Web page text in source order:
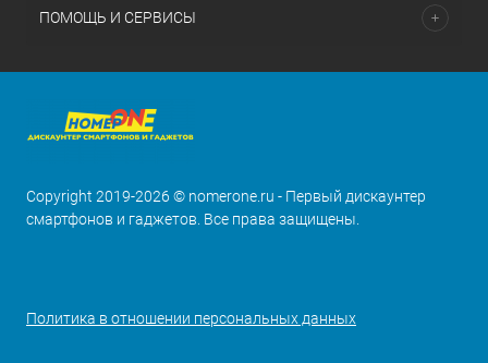
ПОМОЩЬ И СЕРВИСЫ
Copyright 2019-2026 © nomerone.ru - Первый дискаунтер
смартфонов и гаджетов. Все права защищены.
Политика в отношении персональных данных